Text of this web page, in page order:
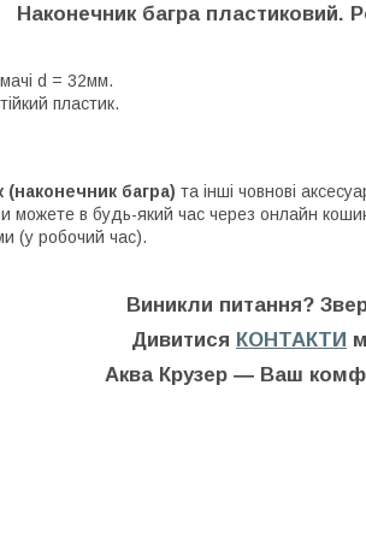
Наконечник багра пластиковий.
d = 32мм.
пластик.
(наконечник багра) та інші човнові
можете в будь-який час через онлайн
(у робочий час).
Виникли питання?
Дивитися КОНТАКТИ
Аква Крузер ― Ваш